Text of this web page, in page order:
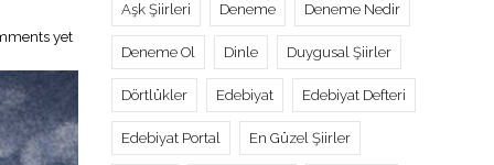
yet
Aşk Şiirleri Deneme Deneme Nedir
Deneme Ol Dinle Duygusal Şiirler
Dörtlükler Edebiyat Edebiyat Defteri
Edebiyat Portal En Güzel Şiirler